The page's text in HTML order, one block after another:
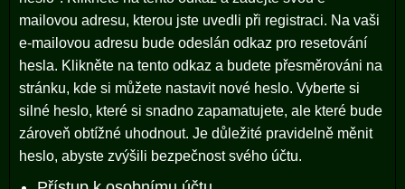
mailovou adresu, kterou jste uvedli při registraci. Na vaši
e-mailovou adresu bude odeslán odkaz pro resetování
hesla. Klikněte na tento odkaz a budete přesměrováni na
stránku, kde si můžete nastavit nové heslo. Vyberte si
silné heslo, které si snadno zapamatujete, ale které bude
zároveň obtížné uhodnout. Je důležité pravidelně měnit
heslo, abyste zvýšili bezpečnost svého účtu.